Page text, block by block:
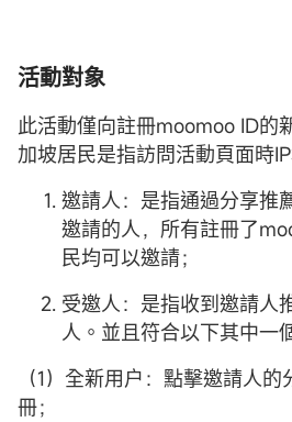
活動對象
此活動僅向註冊moomoo ID的
加坡居民是指訪問活動頁面時
邀請人：是指通過分享推
邀請的人，所有註冊了
民均可以邀請；
受邀人：是指收到邀請人
人。並且符合以下其中一
（1）全新用户：點擊邀請人
冊；